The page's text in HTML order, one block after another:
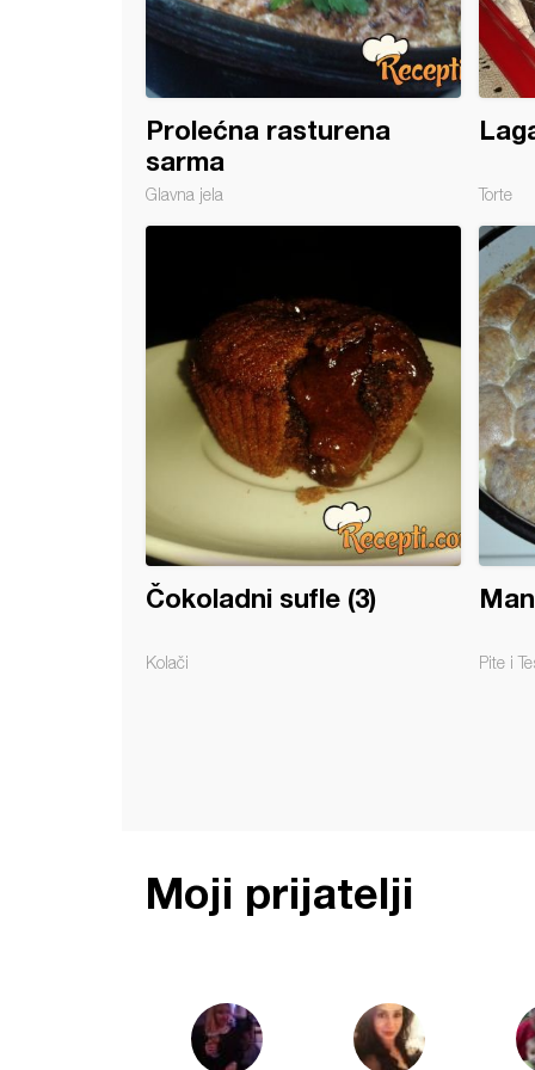
Prolećna rasturena
sarma
Glavna jela Torte
Čokoladni sufle (3)
Kolači Pite i
Moji prijatelji